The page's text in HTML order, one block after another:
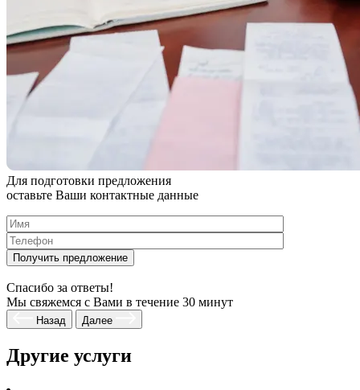
Для подготовки предложения
оставьте Ваши контактные данные
Спасибо за ответы!
Мы свяжемся с Вами в течение 30 минут
Назад Далее
Другие услуги